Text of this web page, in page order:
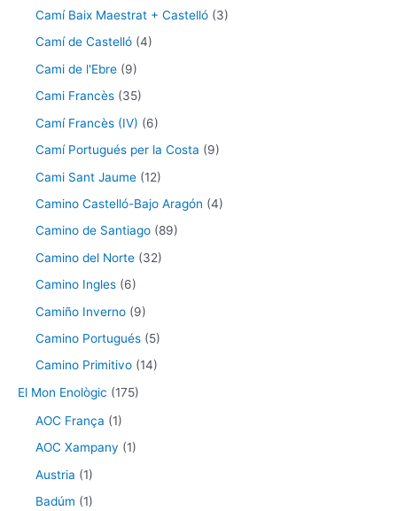
Camí Baix Maestrat + Castelló (3)
Camí de Castelló (4)
Cami de l'Ebre (9)
Cami Francès (35)
Camí Francès (IV) (6)
Camí Portugués per la Costa (9)
Cami Sant Jaume (12)
Camino Castelló-Bajo Aragón (4)
Camino de Santiago (89)
Camino del Norte (32)
Camino Ingles (6)
Camiño Inverno (9)
Camino Portugués (5)
Camino Primitivo (14)
El Mon Enològic (175)
AOC França (1)
AOC Xampany (1)
Austria (1)
Badúm (1)